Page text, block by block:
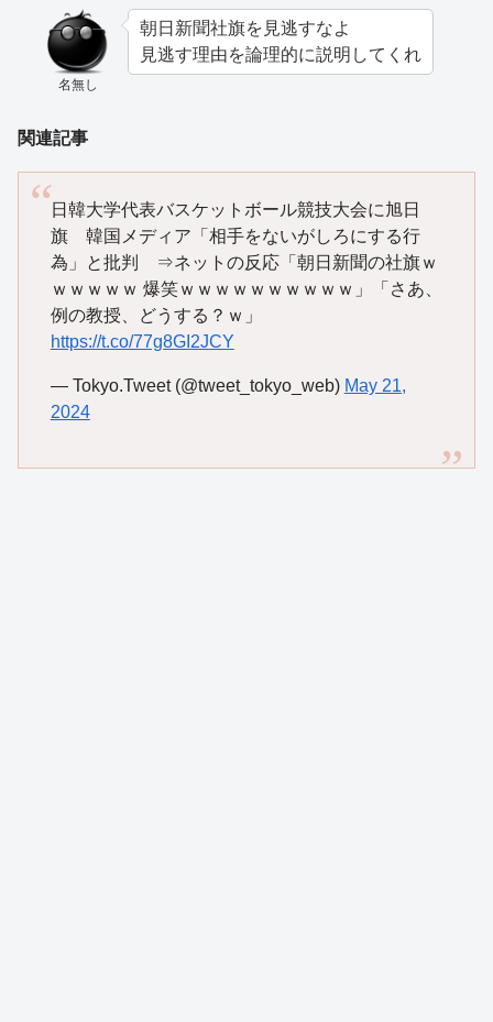
名無し
朝日新聞社旗を見逃すなよ
見逃す理由を論理的に説明してくれ
関連記事
日韓大学代表バスケットボール競技大会に旭日
旗 韓国メディア「相手をないがしろにする行
為」と批判 ⇒ネットの反応「朝日新聞の社旗ｗ
ｗｗｗｗｗ 爆笑ｗｗｗｗｗｗｗｗｗｗ」「さあ、
例の教授、どうする？ｗ」
https://t.co/77g8GI2JCY
— Tokyo.Tweet (@tweet_tokyo_web) May 21,
2024